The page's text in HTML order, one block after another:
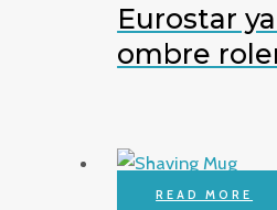
Eurostar
ombre
READ MORE